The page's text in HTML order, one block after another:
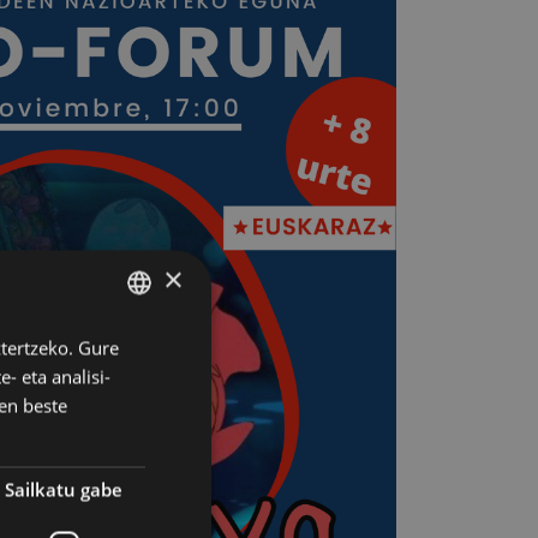
BASQUE
SPANISH
×
Gure
eta analisi-
beste
Sailkatu gabe